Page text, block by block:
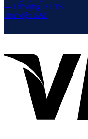
— Từ vựng IELTS
Thư viện SAT